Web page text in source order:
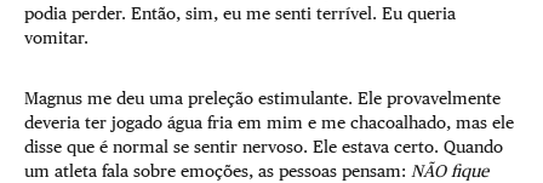
podia perder. Então, sim, eu me senti terrível. Eu queria
vomitar.
Magnus me deu uma preleção estimulante. Ele provavelmente
deveria ter jogado água fria em mim e me chacoalhado, mas ele
disse que é normal se sentir nervoso. Ele estava certo. Quando
um atleta fala sobre emoções, as pessoas pensam: NÃO fique